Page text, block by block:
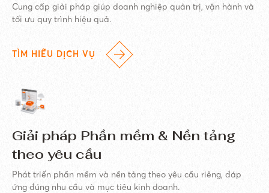
Cung cấp giải pháp giúp doanh nghiệp quản trị, vận hành và
tối ưu quy trình hiệu quả.
TÌM HIỂU DỊCH VỤ
Giải pháp Phần mềm & Nền tảng
theo yêu cầu
Phát triển phần mềm và nền tảng theo yêu cầu riêng, đáp
ứng đúng nhu cầu và mục tiêu kinh doanh.